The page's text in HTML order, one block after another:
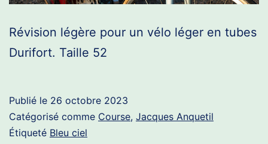
Révision légère pour un vélo léger en tubes
Durifort. Taille 52
Publié le 26 octobre 2023
Catégorisé comme Course, Jacques Anquetil
Étiqueté Bleu ciel